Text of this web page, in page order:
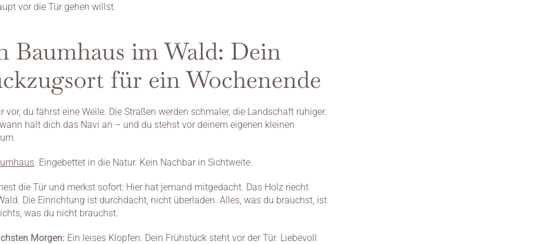
vor die Tür gehen willst.
Baumhaus im Wald: Dein
für ein Wochenende
vor, du fährst eine Weile. Die Straßen werden schmaler, die Landschaft ruhiger.
hält dich das Navi an – und du stehst vor deinem eigenen kleinen
. Eingebettet in die Natur. Kein Nachbar in Sichtweite.
die Tür und merkst sofort: Hier hat jemand mitgedacht. Das Holz riecht
Die Einrichtung ist durchdacht, nicht überladen. Alles, was du brauchst, ist
was du nicht brauchst.
Morgen: Ein leises Klopfen. Dein Frühstück steht vor der Tür. Liebevoll